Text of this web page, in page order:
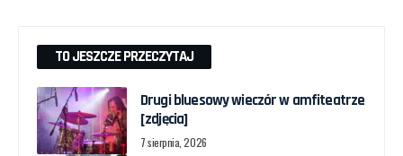
TO JESZCZE PRZECZYTAJ
Drugi bluesowy wieczór w amfiteatrze
[zdjęcia]
7 sierpnia, 2026